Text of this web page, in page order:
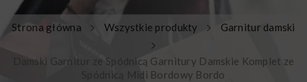
Strona główna Wszystkie produkty Garnitur damski
Damski Garnitur ze Spódnicą Garnitury Damskie Komplet ze
Spódnicą Midi Bordowy Bordo